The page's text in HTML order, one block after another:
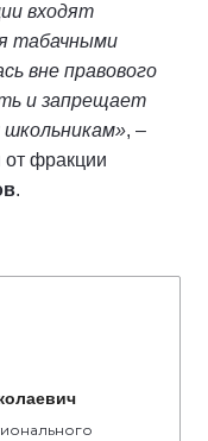
входят
табачными
вне правового
и запрещает
, –
от фракции
.